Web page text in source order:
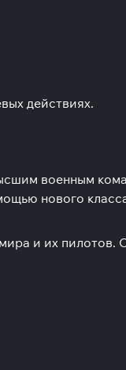
действиях.
военным
нового
и их пилотов.